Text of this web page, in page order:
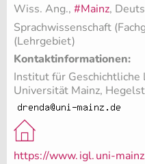
Wiss. Ang., #Mainz,
Sprachwissenschaft
(Lehrgebiet)
Kontaktinformationen:
Institut für Geschichtliche
Universität Mainz,
https://www.igl.uni-